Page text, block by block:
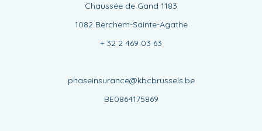
Chaussée de Gand 1183
1082 Berchem-Sainte-Agathe
+ 32 2 469 03 63
phaseinsurance@kbcbrussels.be
BE0864175869